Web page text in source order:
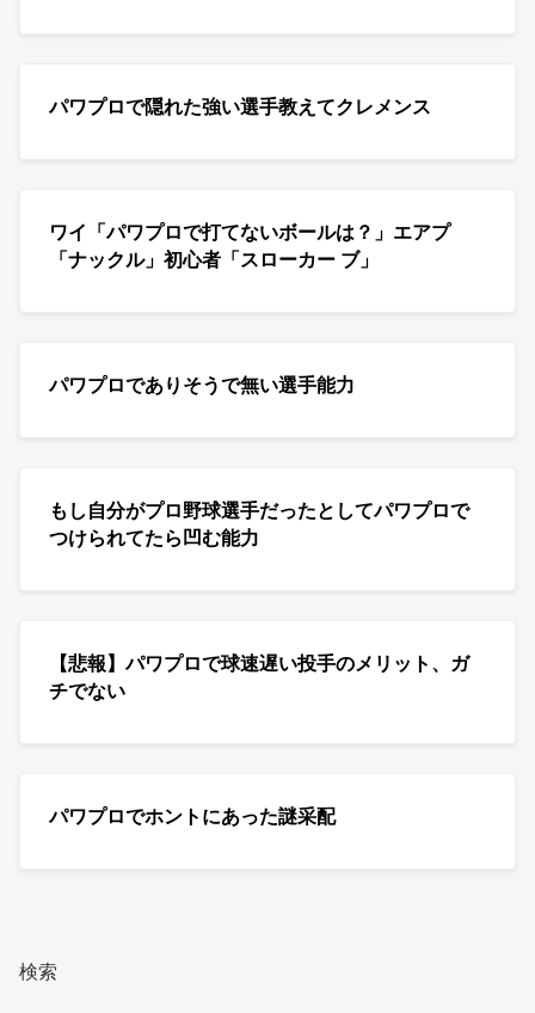
パワプロで隠れた強い選手教えてクレメンス
ワイ「パワプロで打てないボールは？」エアプ
「ナックル」初心者「スローカー ブ」
パワプロでありそうで無い選手能力
もし自分がプロ野球選手だったとしてパワプロで
つけられてたら凹む能力
【悲報】パワプロで球速遅い投手のメリット、ガ
チでない
パワプロでホントにあった謎采配
検索